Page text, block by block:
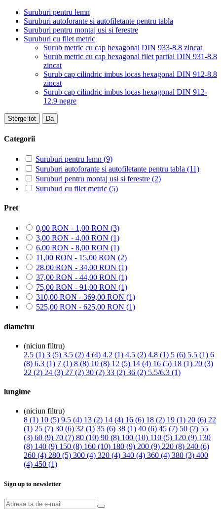
Suruburi pentru lemn
Suruburi autoforante si autofiletante pentru tabla
Suruburi pentru montaj usi si ferestre
Suruburi cu filet metric
Surub metric cu cap hexagonal DIN 933-8.8 zincat
Surub metric cu cap hexagonal filet partial DIN 931-8.8
zincat
Surub cap cilindric imbus locas hexagonal DIN 912-8.8
zincat
Surub cap cilindric imbus locas hexagonal DIN 912-
12.9 negre
Sterge tot Da
Categorii
Suruburi pentru lemn (9)
Suruburi autoforante si autofiletante pentru tabla (11)
Suruburi pentru montaj usi si ferestre (2)
Suruburi cu filet metric (5)
Pret
0,00 RON - 1,00 RON (3)
3,00 RON - 4,00 RON (1)
6,00 RON - 8,00 RON (1)
11,00 RON - 15,00 RON (2)
28,00 RON - 34,00 RON (1)
37,00 RON - 44,00 RON (1)
75,00 RON - 91,00 RON (1)
310,00 RON - 369,00 RON (1)
525,00 RON - 625,00 RON (1)
diametru
(niciun filtru)
2.5 (1) 3 (5) 3.5 (2) 4 (4) 4.2 (1) 4.5 (2) 4.8 (1) 5 (6) 5.5 (1) 6
(8) 6.3 (1) 7 (1) 8 (8) 10 (8) 12 (5) 14 (4) 16 (5) 18 (1) 20 (3)
22 (2) 24 (3) 27 (2) 30 (2) 33 (2) 36 (2) 5.5/6.3 (1)
lungime
(niciun filtru)
8 (1) 10 (5) 9.5 (4) 13 (2) 14 (4) 16 (6) 18 (2) 19 (1) 20 (6) 22
(1) 25 (7) 30 (6) 32 (1) 35 (6) 38 (1) 40 (6) 45 (7) 50 (7) 55
(3) 60 (9) 70 (7) 80 (10) 90 (8) 100 (10) 110 (5) 120 (9) 130
(8) 140 (9) 150 (8) 160 (10) 180 (9) 200 (9) 220 (8) 240 (6)
260 (4) 280 (5) 300 (4) 320 (4) 340 (4) 360 (4) 380 (3) 400
(4) 450 (1)
Sign up to newsletter